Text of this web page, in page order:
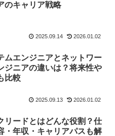
のキャリア戦略
2025.09.14 2026.01.02
ムエンジニアとネットワー
ジニアの違いは？将来性や
比較
2025.09.13 2026.01.02
リードとはどんな役割？仕
・年収・キャリアパスも解